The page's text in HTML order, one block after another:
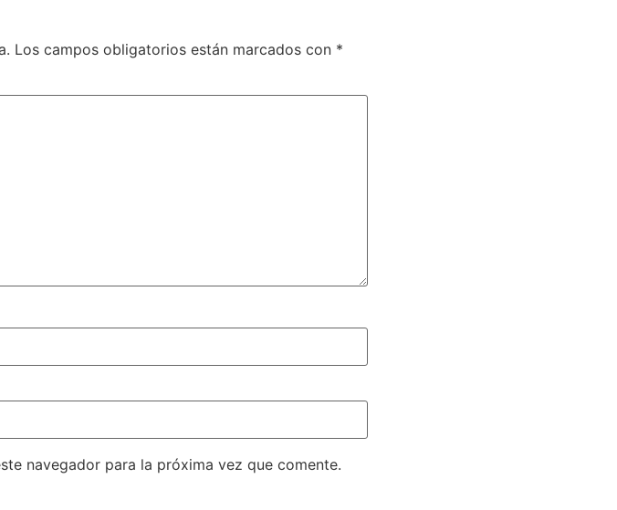
Los campos obligatorios están marcados con *
navegador para la próxima vez que comente.